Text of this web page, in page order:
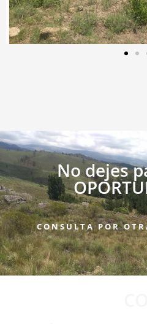
No dejes
CONSULTA POR